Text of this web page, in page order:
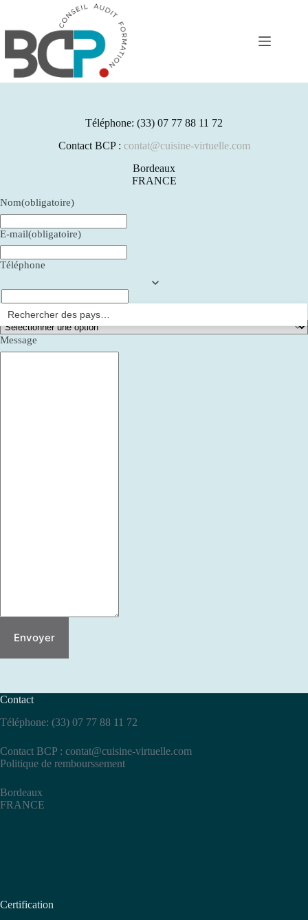
contenu
Téléphone: (33) 07 77 88 11 72
Contact BCP : contat@cuisine-virtuelle.com
Bordeaux
FRANCE
Nom(obligatoire)
E-mail(obligatoire)
Téléphone
Comment avez-vous appris notre existence ?
Message
Envoyer
Contact
Téléphone: (33) 07 77 88 11 72
Contact BCP : contat@cuisine-virtuelle.com
Politique de rembourssement
Bordeaux
FRANCE
Certification